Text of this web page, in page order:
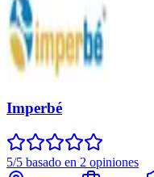
Imperbé
5/5 basado en 2 opiniones